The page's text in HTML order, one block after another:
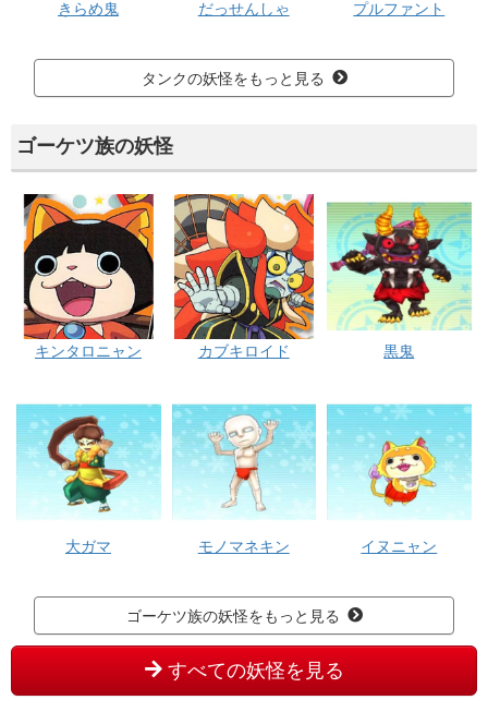
きらめ鬼 だっせんしゃ プルファント
タンクの妖怪をもっと見る
ゴーケツ族の妖怪
キンタロニャン カブキロイド 黒鬼
大ガマ モノマネキン イヌニャン
ゴーケツ族の妖怪をもっと見る
すべての妖怪を見る